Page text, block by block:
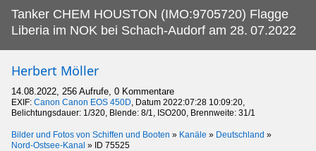
Tanker CHEM HOUSTON (IMO:9705720) Flagge
Liberia im NOK bei Schach-Audorf am 28. 07.2022
Herbert Möller
14.08.2022, 256 Aufrufe, 0 Kommentare
EXIF: Canon Canon EOS 450D, Datum 2022:07:28 10:09:20,
Belichtungsdauer: 1/320, Blende: 8/1, ISO200, Brennweite: 31/1
Bilder und Fotos von Schiffen und Booten » Kanäle » Deutschland »
Nord-Ostsee-Kanal » ID 75525